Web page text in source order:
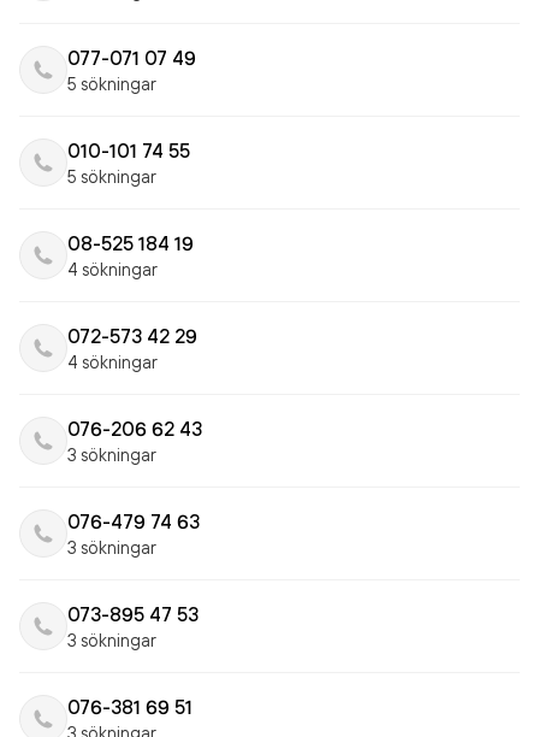
077-071 07 49
5 sökningar
010-101 74 55
5 sökningar
08-525 184 19
4 sökningar
072-573 42 29
4 sökningar
076-206 62 43
3 sökningar
076-479 74 63
3 sökningar
073-895 47 53
3 sökningar
076-381 69 51
3 sökningar